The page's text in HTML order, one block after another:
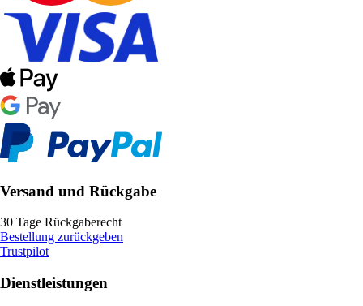
Versand und Rückgabe
30 Tage Rückgaberecht
Bestellung zurückgeben
Trustpilot
Dienstleistungen